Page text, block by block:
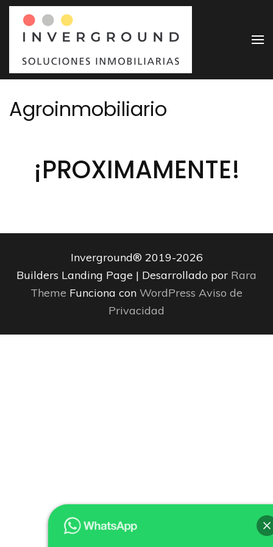
Saltar
contenido
(presiona
la
Intro)
Soluciones
Agroinmobiliario
¡PROXIMAMENTE!
Inverground® 2019-2026
Builders Landing Page | Desarrollado por Rara
Theme Funciona con WordPress Aviso de
Privacidad